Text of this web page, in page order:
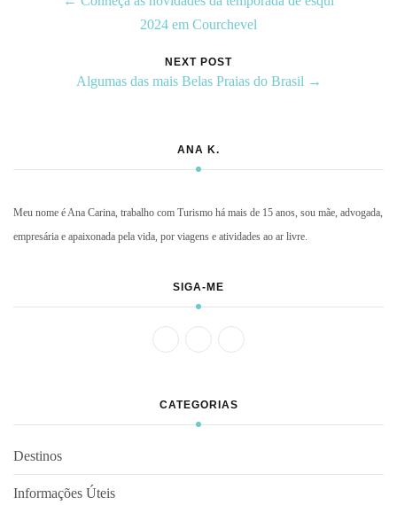
2024 em Courchevel
NEXT POST
Algumas das mais Belas Praias do Brasil →
ANA K.
Meu nome é Ana Carina, trabalho com Turismo há mais de 15 anos, sou mãe, advogada,
empresária e apaixonada pela vida, por viagens e atividades ao ar livre.
SIGA-ME
CATEGORIAS
Destinos
Informações Úteis